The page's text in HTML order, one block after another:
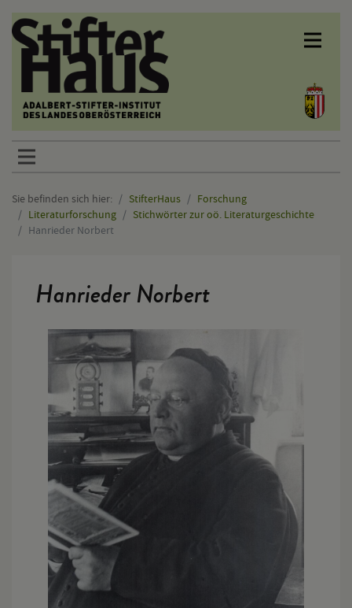
Sprunglinks
Sie befinden sich hier: StifterHaus
Forschung
Literaturforschung
Stichwörter zur oö. Literaturgeschichte
Hanrieder Norbert
Hanrieder Norbert